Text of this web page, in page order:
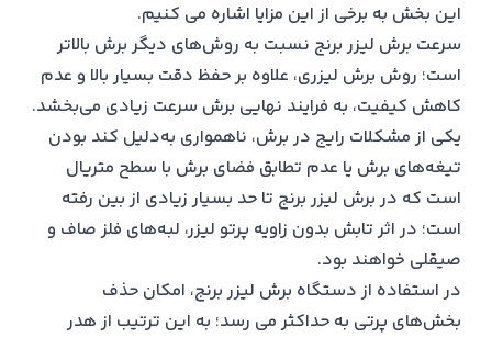
این بخش به برخی از این مزایا اشاره می کنیم.
سرعت برش لیزر برنج نسبت به روش‌های دیگر برش بالاتر
است؛ روش برش لیزری، علاوه بر حفظ دقت بسیار بالا و عدم
کاهش کیفیت، به فرایند نهایی برش سرعت زیادی می‌بخشد.
یکی از مشکلات رایج در برش، ناهمواری به‌دلیل کند بودن
تیغه‌های برش یا عدم تطابق فضای برش با سطح متریال
است که در برش لیزر برنج تا حد بسیار زیادی از بین رفته
است؛ در اثر تابش بدون زاویه پرتو لیزر، لبه‌های فلز صاف و
صیقلی خواهند بود.
در استفاده از دستگاه برش لیزر برنج، امکان حذف
بخش‌های پرتی به حداکثر می رسد؛ به این ترتیب از هدر